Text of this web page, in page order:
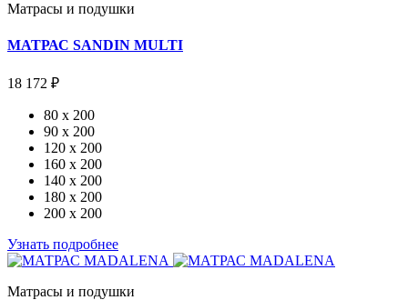
Матрасы и подушки
МАТРАС SANDIN MULTI
18 172 ₽
80 x 200
90 x 200
120 x 200
160 x 200
140 x 200
180 x 200
200 x 200
Узнать подробнее
Матрасы и подушки